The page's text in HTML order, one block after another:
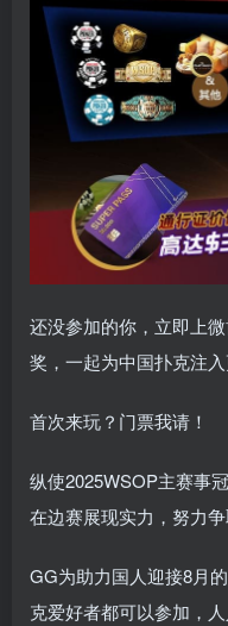
还没参加的你，立即上
奖，一起为中国扑克注入
首次来玩？门票我请！
纵使2025WSOP主赛事
在边赛展现实力，努力争
GG为助力国人迎接8月的
克爱好者都可以参加，人